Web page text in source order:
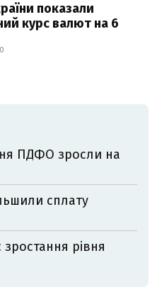
показали
курс валют на 6
ПДФО зросли на
сплату
рівня